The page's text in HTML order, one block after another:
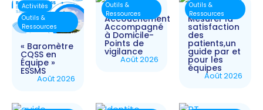
« Baromètre
CQSS en
Équipe »
ESSMS
Août 2026
Activités
Outils &
Ressources
Accouchement
Accompagné
à Domicile-
Points de
vigilance
Août 2026
Outils &
Ressources
Mesurer la
satisfaction
des
patients,un
guide par et
pour les
équipes
Août 2026
Outils &
Ressources